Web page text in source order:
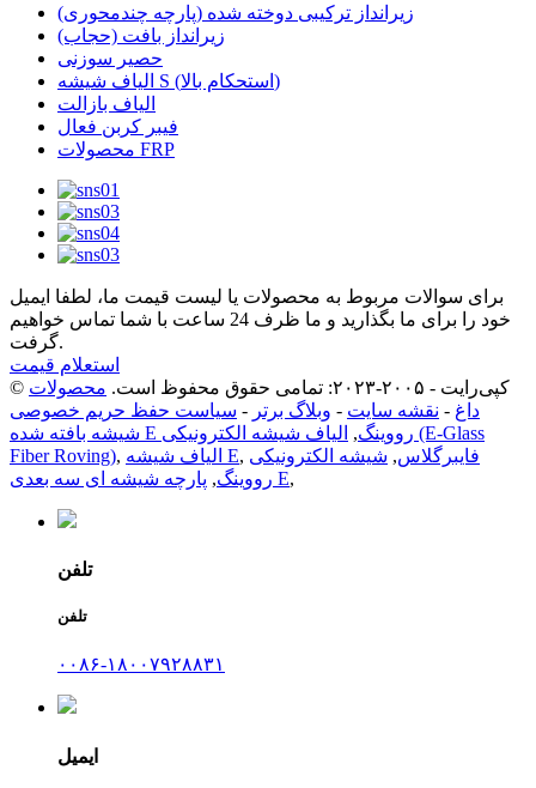
زیرانداز ترکیبی دوخته شده (پارچه چندمحوری)
زیرانداز بافت (حجاب)
حصیر سوزنی
الیاف شیشه S (استحکام بالا)
الیاف بازالت
فیبر کربن فعال
محصولات FRP
برای سوالات مربوط به محصولات یا لیست قیمت ما، لطفا ایمیل
خود را برای ما بگذارید و ما ظرف 24 ساعت با شما تماس خواهیم
گرفت.
استعلام قیمت
© کپی‌رایت - ۲۰۰۵-۲۰۲۳: تمامی حقوق محفوظ است.
محصولات
داغ - نقشه سایت - وبلاگ برتر - سیاست حفظ حریم خصوصی
شیشه بافته شده E رووینگ, الیاف شیشه الکترونیکی (E-Glass
Fiber Roving), الیاف شیشه E, فایبرگلاس, شیشه الکترونیکی
رووینگ, پارچه شیشه ای سه بعدی E,
تلفن
تلفن
۰۰۸۶-۱۸۰۰۷۹۲۸۸۳۱
ایمیل